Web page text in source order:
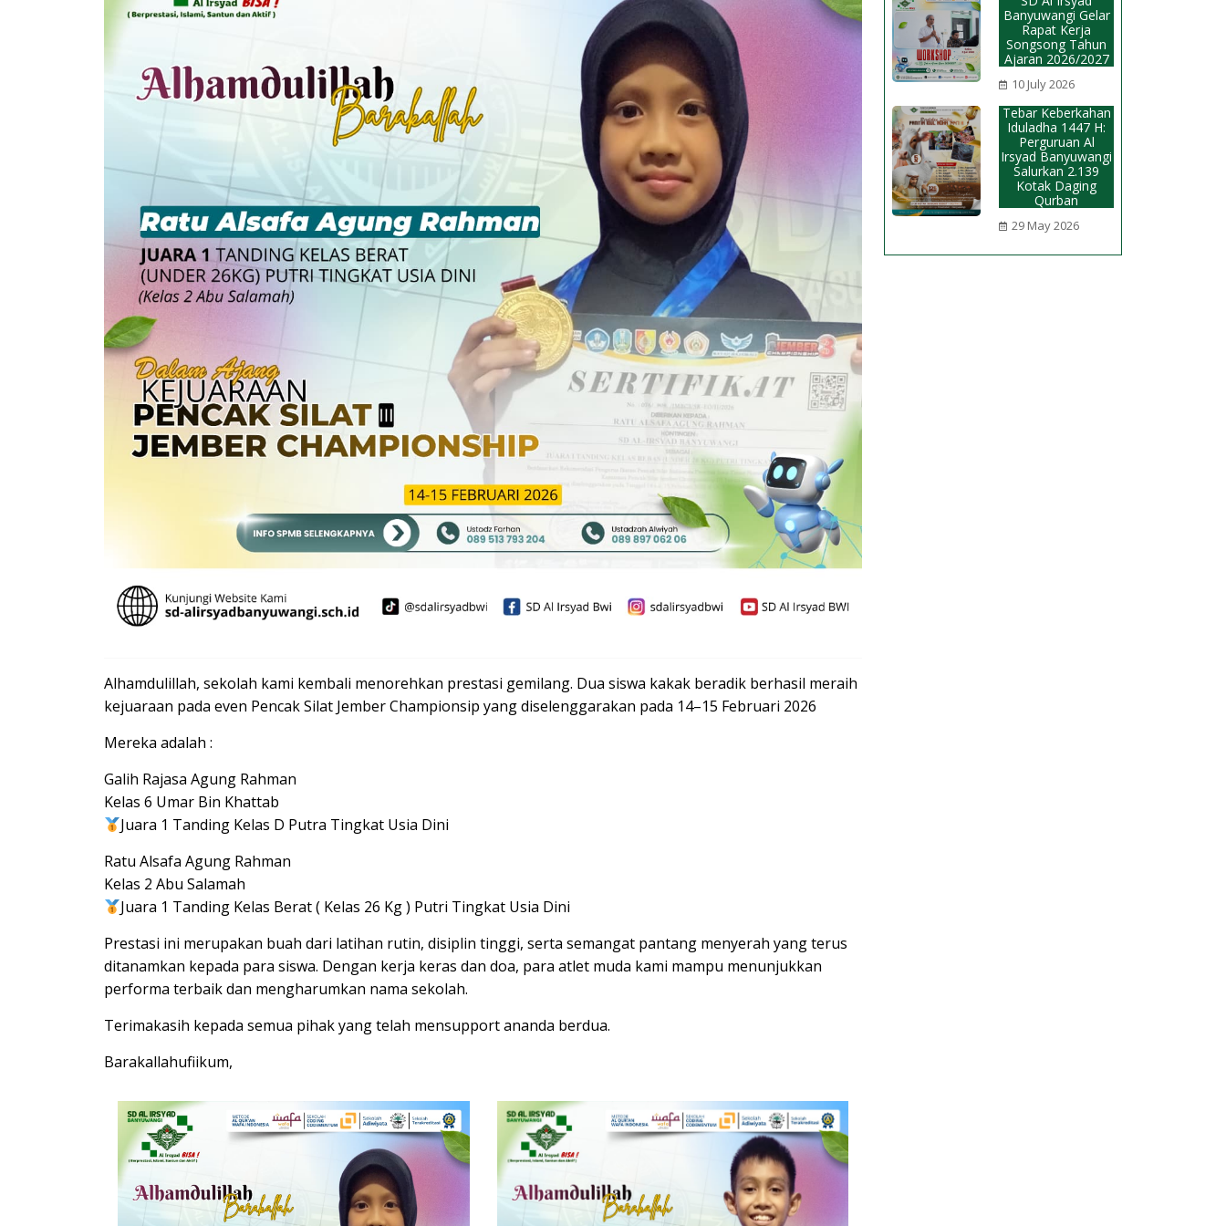
Alhamdulillah, sekolah kami kembali menorehkan prestasi gemilang. Dua siswa kakak beradik berhasil meraih
kejuaraan pada even Pencak Silat Jember Championsip yang diselenggarakan pada 14–15 Februari 2026
Mereka adalah :
Galih Rajasa Agung Rahman
Kelas 6 Umar Bin Khattab
Juara 1 Tanding Kelas D Putra Tingkat Usia Dini
Ratu Alsafa Agung Rahman
Kelas 2 Abu Salamah
Juara 1 Tanding Kelas Berat ( Kelas 26 Kg ) Putri Tingkat Usia Dini
Prestasi ini merupakan buah dari latihan rutin, disiplin tinggi, serta semangat pantang menyerah yang terus
ditanamkan kepada para siswa. Dengan kerja keras dan doa, para atlet muda kami mampu menunjukkan
performa terbaik dan mengharumkan nama sekolah.
Terimakasih kepada semua pihak yang telah mensupport ananda berdua.
Barakallahufiikum,
Banyuwangi Gelar
Rapat Kerja
Songsong Tahun
Ajaran 2026/2027
10 July 2026
Tebar Keberkahan
Iduladha 1447 H:
Perguruan Al
Irsyad Banyuwangi
Salurkan 2.139
Kotak Daging
Qurban
29 May 2026